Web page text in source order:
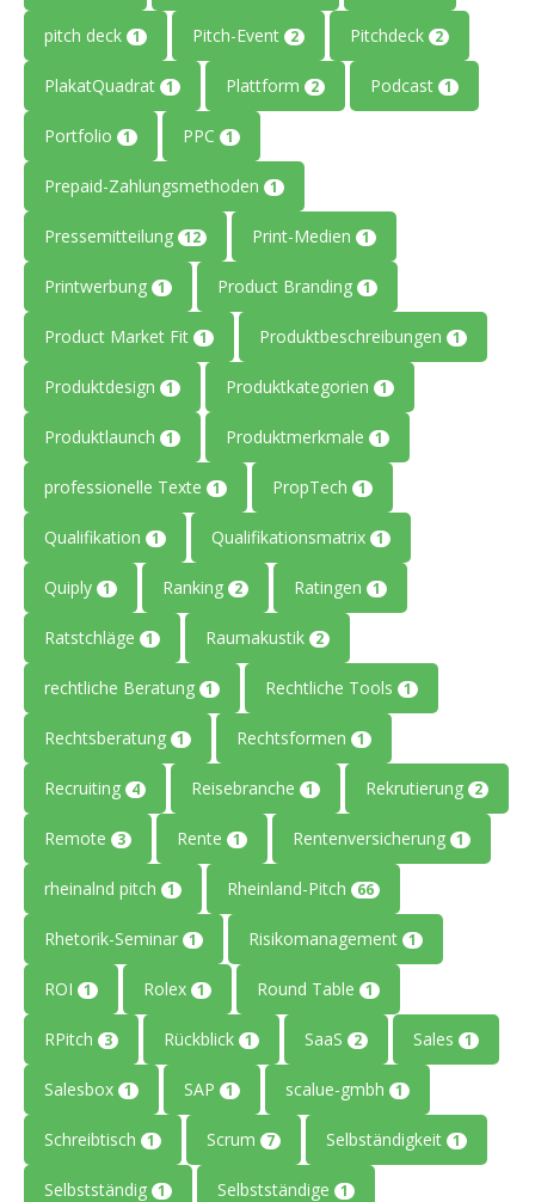
pitch deck 1 Pitch-Event 2 Pitchdeck 2
PlakatQuadrat 1 Plattform 2 Podcast 1
Portfolio 1 PPC 1
Prepaid-Zahlungsmethoden 1
Pressemitteilung 12 Print-Medien 1
Printwerbung 1 Product Branding 1
Product Market Fit 1 Produktbeschreibungen 1
Produktdesign 1 Produktkategorien 1
Produktlaunch 1 Produktmerkmale 1
professionelle Texte 1 PropTech 1
Qualifikation 1 Qualifikationsmatrix 1
Quiply 1 Ranking 2 Ratingen 1
Ratstchläge 1 Raumakustik 2
rechtliche Beratung 1 Rechtliche Tools 1
Rechtsberatung 1 Rechtsformen 1
Recruiting 4 Reisebranche 1 Rekrutierung 2
Remote 3 Rente 1 Rentenversicherung 1
rheinalnd pitch 1 Rheinland-Pitch 66
Rhetorik-Seminar 1 Risikomanagement 1
ROI 1 Rolex 1 Round Table 1
RPitch 3 Rückblick 1 SaaS 2 Sales 1
Salesbox 1 SAP 1 scalue-gmbh 1
Schreibtisch 1 Scrum 7 Selbständigkeit 1
Selbstständig 1 Selbstständige 1